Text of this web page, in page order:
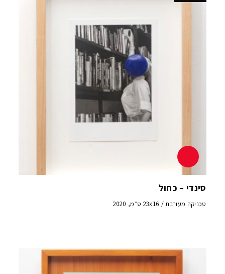
סינדי – כחול
טכניקה מעורבת / 23x16 ס״מ, 2020